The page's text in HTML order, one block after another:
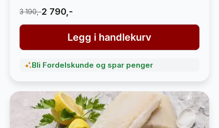
3 190,-2 790,-
Legg i handlekurv
Bli Fordelskunde og spar penger